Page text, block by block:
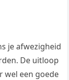
je afwezigheid
De uitloop
wel een goede